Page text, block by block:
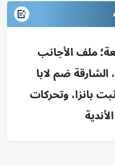
ملف الأجانب
ضم لابا
بانزا، وتحركات